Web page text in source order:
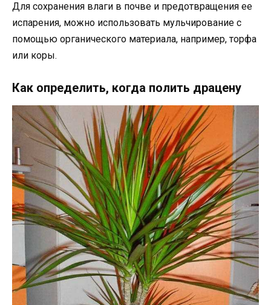
Для сохранения влаги в почве и предотвращения ее
испарения, можно использовать мульчирование с
помощью органического материала, например, торфа
или коры.
Как определить, когда полить драцену